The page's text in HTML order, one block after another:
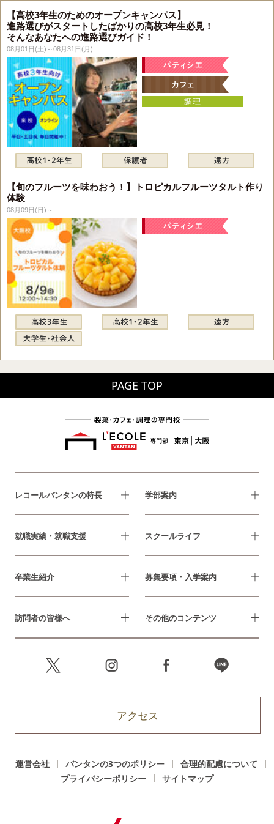
【高校3年生のためのオープンキャンパス】
進路選びがスタートしたばかりの高校3年生必見！
そんなあなたへの進路選びガイド！
08月01日(土)～08月31日(月)
【旬のフルーツを味わおう！】トロピカルフルーツタルト作り
体験
08月09日(日)～
PAGE TOP
レコールバンタンの特長 学部案内
就職実績・就職支援 スクールライフ
卒業生紹介 募集要項・入学案内
訪問者の皆様へ その他のコンテンツ
アクセス
運営会社 バンタンの3つのポリシー
合理的配慮について
プライバシーポリシー
サイトマップ